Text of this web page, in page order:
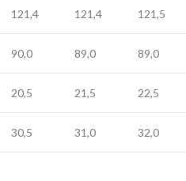
121,4 121,4 121,5
90,0 89,0 89,0
20,5 21,5 22,5
30,5 31,0 32,0